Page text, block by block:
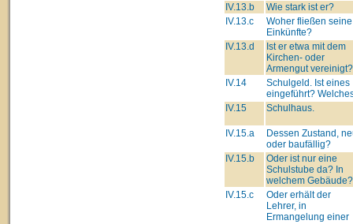
IV.13.b
Wie stark ist er?
IV.13.c
Woher fließen seine
Einkünfte?
IV.13.d
Ist er etwa mit dem
Kirchen- oder
Armengut vereinigt?
IV.14
Schulgeld. Ist eines
eingeführt?
IV.15
Schulhaus.
IV.15.a
Dessen Zustand,
oder baufällig?
IV.15.b
Oder ist nur eine
Schulstube da? In
welchem Gebäude?
IV.15.c
Oder erhält der
Lehrer, in
Ermangelung einer